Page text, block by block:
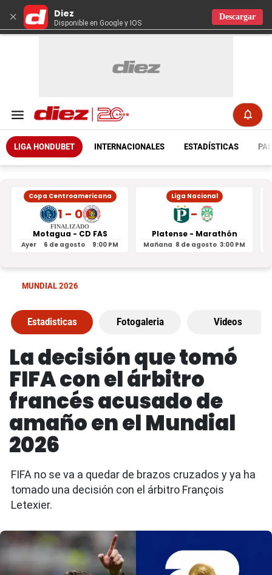
× Diez
Disponible en Google y IOS
Descargar
LIGA HONDUBET INTERNACIONALES ESTADÍSTICAS
Copa Centroamericana
1 - 0
FINALIZADO
Motagua - CD FAS
Ayer 6 de agosto 9:00 PM
Liga Nacional
-
Platense - Marathón
Mañana 8 de agosto 3:00 PM
MUNDIAL 2026
Estadisticas Fotogaleria Videos
La decisión que tomó
FIFA con el árbitro
francés acusado de
amaño en el Mundial
2026
FIFA no se va a quedar de brazos cruzados y ya ha
tomado una decisión con el árbitro François
Letexier.